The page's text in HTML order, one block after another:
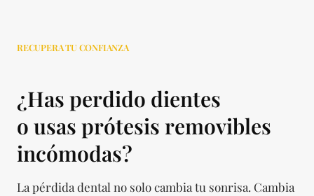
RECUPERA TU CONFIANZA
¿Has perdido dientes
o usas prótesis removibles
incómodas?
La pérdida dental no solo cambia tu sonrisa. Cambia